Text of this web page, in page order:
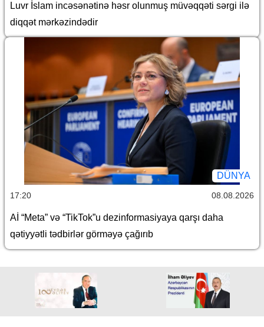
Luvr İslam incəsənətinə həsr olunmuş müvəqqəti sərgi ilə
diqqət mərkəzindədir
DÜNYA
17:20 08.08.2026
Aİ “Meta” və “TikTok”u dezinformasiyaya qarşı daha
qətiyyətli tədbirlər görməyə çağırıb